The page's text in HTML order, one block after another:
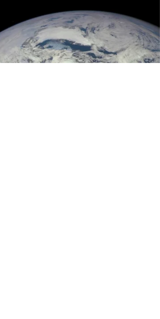
SBCE, a lei do Sistema Brasileiro de
Comércio de...